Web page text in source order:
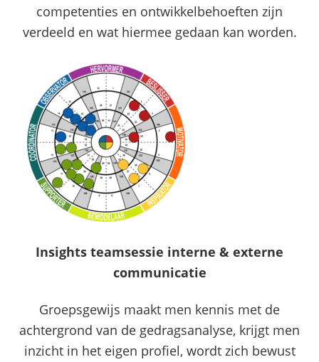
competenties en ontwikkelbehoeften zijn
verdeeld en wat hiermee gedaan kan worden.
Insights teamsessie interne & externe
communicatie
Groepsgewijs maakt men kennis met de
achtergrond van de gedragsanalyse, krijgt men
inzicht in het eigen profiel, wordt zich bewust